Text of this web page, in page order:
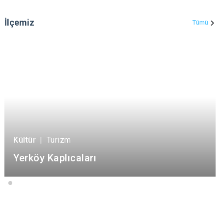
İlçemiz Tümü
Kültür | Turizm
Yerköy Kaplıcaları